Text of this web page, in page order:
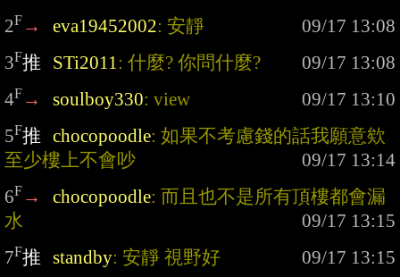
2F → eva19452002: 安靜
3F推 STi2011: 什麼? 你問什麼?
4F → soulboy330: view
5F推 chocopoodle: 如果不考慮錢的話我願意欸
至少樓上不會吵
6F → chocopoodle: 而且也不是所有頂樓都會漏
水
7F推 standby: 安靜 視野好